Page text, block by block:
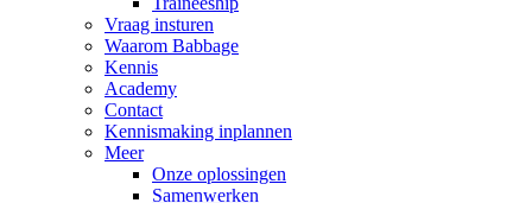
Vraag insturen
Waarom Babbage
Kennis
Academy
Contact
Kennismaking inplannen
Meer
Onze oplossingen
Samenwerken